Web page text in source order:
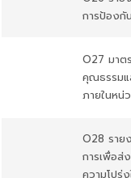
การป้องกั
O27 มาต
คุณธรรมแ
ภายในหน่
O28 ราย
การเพื่อส่
ความโปร่